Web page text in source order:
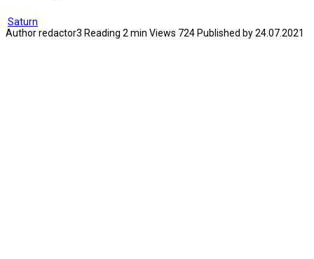
Saturn
Authorredactor3 Reading 2 min Views 724 Published by24.07.2021